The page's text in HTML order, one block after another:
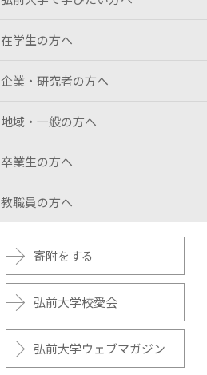
在学生の方へ
企業・研究者の方へ
地域・一般の方へ
卒業生の方へ
教職員の方へ
寄附をする
弘前大学校愛会
弘前大学ウェブマガジン